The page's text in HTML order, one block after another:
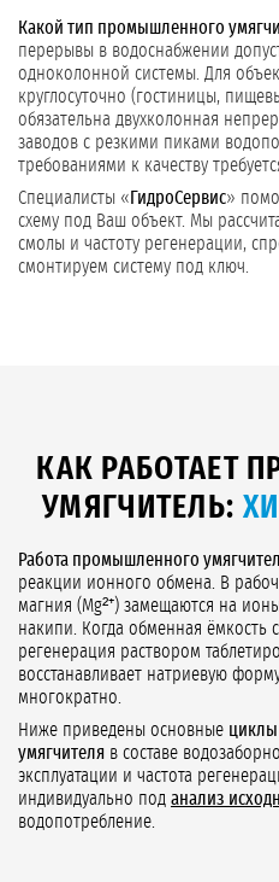
Какой тип промышленного
перерывы в водоснабжении
одноколонной системы. Для
круглосуточно (гостиницы,
обязательна двухколонная
заводов с резкими пиками
требованиями к качеству
Специалисты «ГидроСервис»
схему под Ваш объект. Мы
смолы и частоту регенерации,
смонтируем систему под ключ.
КАК РАБОТАЕТ
УМЯГЧИТЕЛЬ:
Работа промышленного
реакции ионного обмена. В
магния (Mg²⁺) замещаются на
накипи. Когда обменная ёмкость
регенерация раствором
восстанавливает натриевую
многократно.
Ниже приведены основные
умягчителя в составе
эксплуатации и частота
индивидуально под анализ
водопотребление.